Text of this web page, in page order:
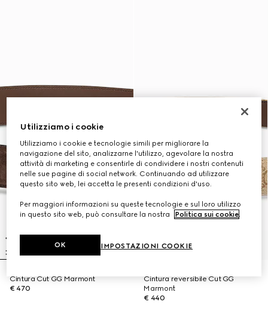
Cintura Cut GG Marmont
€ 470
Cintura reversibile Cut GG
Marmont
€ 440
Utilizziamo i cookie
Utilizziamo i cookie e tecnologie simili per migliorare la
navigazione del sito, analizzarne l'utilizzo, agevolare la nostra
attività di marketing e consentirle di condividere i nostri contenuti
nelle sue pagine di social network. Continuando ad utilizzare
questo sito web, lei accetta le presenti condizioni d'uso.
Per maggiori informazioni su queste tecnologie e sul loro utilizzo
in questo sito web, può consultare la nostra
Politica sui cookie.
IMPOSTAZIONI COOKIE
OK